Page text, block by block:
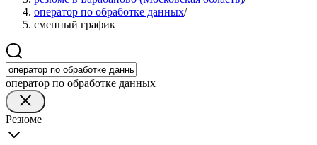
оператор по обработке данных/
сменный график
оператор по обработке данных
Резюме